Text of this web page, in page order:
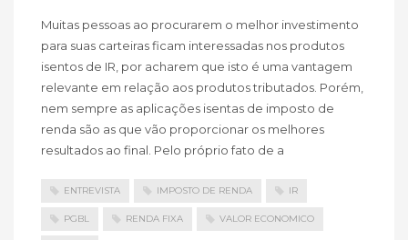
Muitas pessoas ao procurarem o melhor investimento
para suas carteiras ficam interessadas nos produtos
isentos de IR, por acharem que isto é uma vantagem
relevante em relação aos produtos tributados. Porém,
nem sempre as aplicações isentas de imposto de
renda são as que vão proporcionar os melhores
resultados ao final. Pelo próprio fato de a
ENTREVISTA IMPOSTO DE RENDA IR
PGBL RENDA FIXA VALOR ECONOMICO